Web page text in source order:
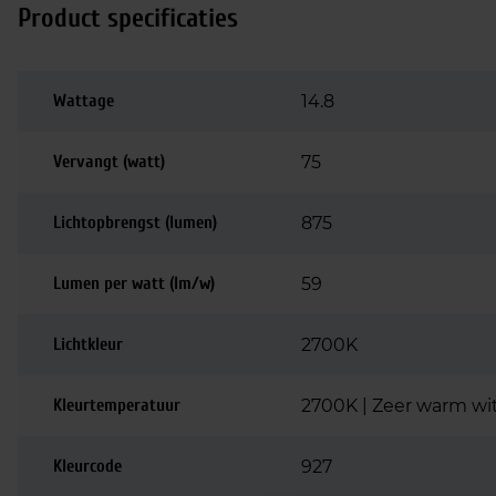
Product specificaties
Wattage 14.8
Vervangt (watt) 75
Lichtopbrengst (lumen) 875
Lumen per watt (lm/w) 59
Lichtkleur 2700K
Kleurtemperatuur 2700K | Zeer warm
Kleurcode 927